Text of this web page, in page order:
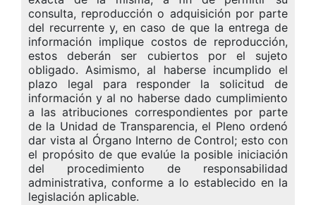
consulta, reproducción o adquisición por parte
del recurrente y, en caso de que la entrega de
información implique costos de reproducción,
estos deberán ser cubiertos por el sujeto
obligado. Asimismo, al haberse incumplido el
plazo legal para responder la solicitud de
información y al no haberse dado cumplimiento
a las atribuciones correspondientes por parte
de la Unidad de Transparencia, el Pleno ordenó
dar vista al Órgano Interno de Control; esto con
el propósito de que evalúe la posible iniciación
del procedimiento de responsabilidad
administrativa, conforme a lo establecido en la
legislación aplicable.